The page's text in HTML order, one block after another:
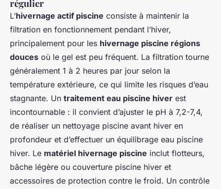
régulier
L’hivernage actif piscine consiste à maintenir la
filtration en fonctionnement pendant l’hiver,
principalement pour les hivernage piscine régions
douces où le gel est peu fréquent. La filtration tourne
généralement 1 à 2 heures par jour selon la
température extérieure, ce qui limite les risques d’eau
stagnante. Un traitement eau piscine hiver est
incontournable : il convient d’ajuster le pH à 7,2-7,4,
de réaliser un nettoyage piscine avant hiver en
profondeur et d’effectuer un équilibrage eau piscine
hiver. Le matériel hivernage piscine inclut flotteurs,
bâche légère ou couverture piscine hiver et
accessoires de protection contre le froid. Un contrôle